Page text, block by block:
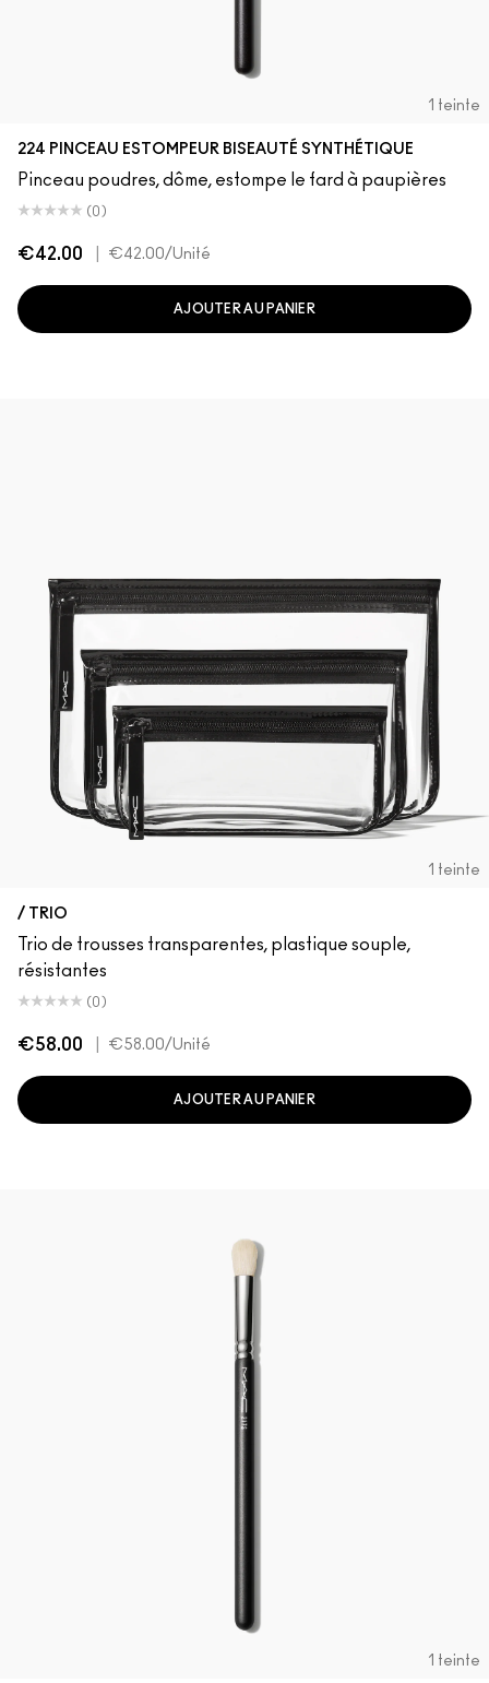
1 teinte
224 PINCEAU ESTOMPEUR BISEAUTÉ SYNTHÉTIQUE
Pinceau poudres, dôme, estompe le fard à paupières
(0)
€42.00 €42.00/Unité
AJOUTER AU PANIER
1 teinte
/ TRIO
Trio de trousses transparentes, plastique souple,
résistantes
(0)
€58.00 €58.00/Unité
AJOUTER AU PANIER
1 teinte